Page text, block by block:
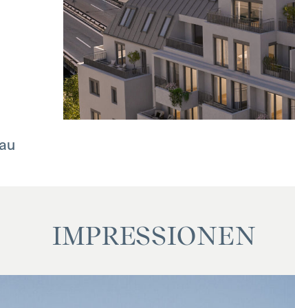
– das sind 3 % des Kaufpreises zzgl. 20 %
IMPRESSIONEN